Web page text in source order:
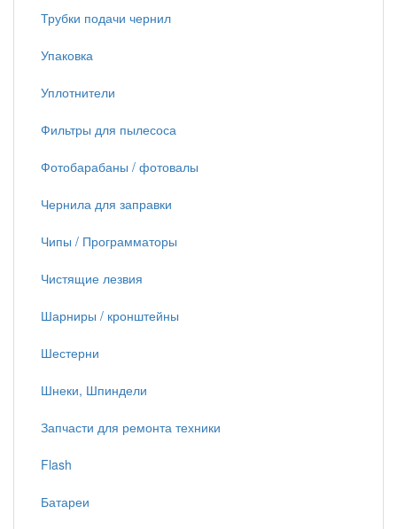
Трубки подачи чернил
Упаковка
Уплотнители
Фильтры для пылесоса
Фотобарабаны / фотовалы
Чернила для заправки
Чипы / Программаторы
Чистящие лезвия
Шарниры / кронштейны
Шестерни
Шнеки, Шпиндели
Запчасти для ремонта техники
Flash
Батареи